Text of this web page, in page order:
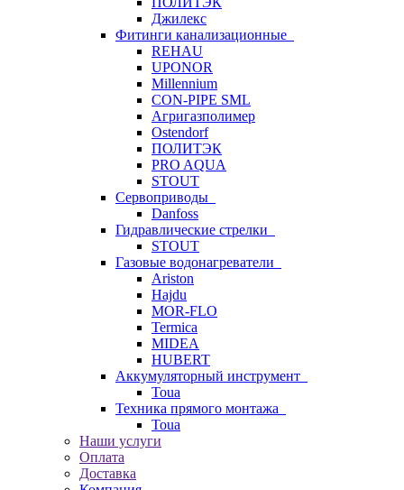
Джилекс
Фитинги канализационные
REHAU
UPONOR
Millennium
CON-PIPE SML
Агригазполимер
Ostendorf
ПОЛИТЭК
PRO AQUA
STOUT
Сервоприводы
Danfoss
Гидравлические стрелки
STOUT
Газовые водонагреватели
Ariston
Hajdu
MOR-FLO
Termica
MIDEA
HUBERT
Аккумуляторный инструмент
Toua
Техника прямого монтажа
Toua
Наши услуги
Оплата
Доставка